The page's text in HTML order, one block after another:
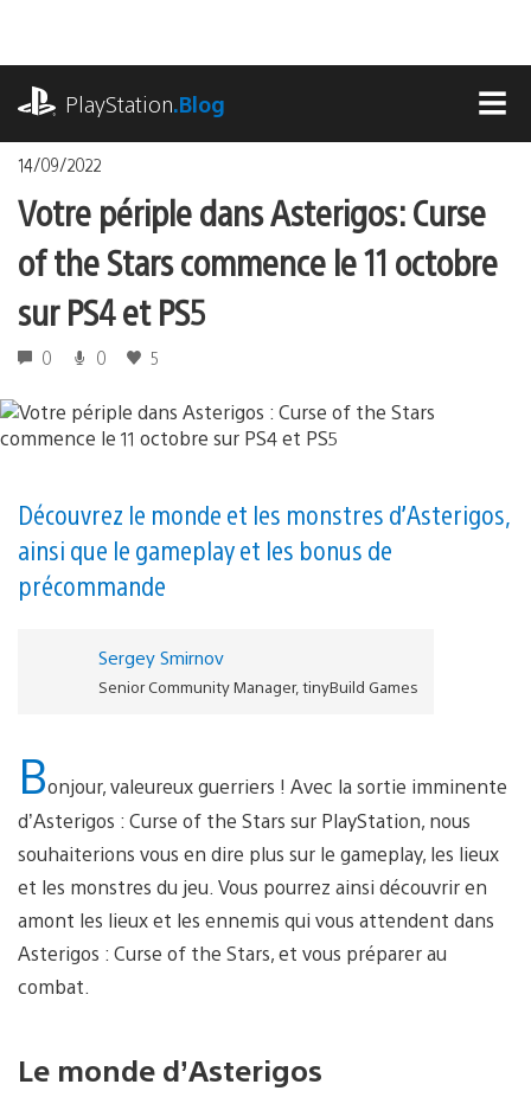
contenu
PlayStation.Blog
14/09/2022
Votre périple dans Asterigos : Curse
of the Stars commence le 11 octobre
sur PS4 et PS5
0 0 5
Découvrez le monde et les monstres d’Asterigos,
ainsi que le gameplay et les bonus de
précommande
Sergey Smirnov
Senior Community Manager, tinyBuild Games
Bonjour, valeureux guerriers ! Avec la sortie imminente
d’Asterigos : Curse of the Stars sur PlayStation, nous
souhaiterions vous en dire plus sur le gameplay, les lieux
et les monstres du jeu. Vous pourrez ainsi découvrir en
amont les lieux et les ennemis qui vous attendent dans
Asterigos : Curse of the Stars, et vous préparer au
combat.
Le monde d’Asterigos